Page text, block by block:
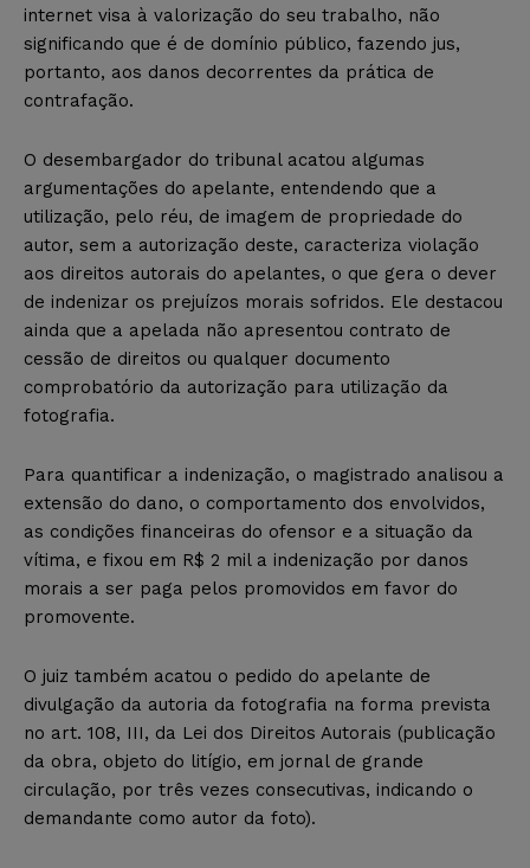
internet visa à valorização do seu trabalho, não
significando que é de domínio público, fazendo jus,
portanto, aos danos decorrentes da prática de
contrafação.
O desembargador do tribunal acatou algumas
argumentações do apelante, entendendo que a
utilização, pelo réu, de imagem de propriedade do
autor, sem a autorização deste, caracteriza violação
aos direitos autorais do apelantes, o que gera o dever
de indenizar os prejuízos morais sofridos. Ele destacou
ainda que a apelada não apresentou contrato de
cessão de direitos ou qualquer documento
comprobatório da autorização para utilização da
fotografia.
Para quantificar a indenização, o magistrado analisou a
extensão do dano, o comportamento dos envolvidos,
as condições financeiras do ofensor e a situação da
vítima, e fixou em R$ 2 mil a indenização por danos
morais a ser paga pelos promovidos em favor do
promovente.
O juiz também acatou o pedido do apelante de
divulgação da autoria da fotografia na forma prevista
no art. 108, III, da Lei dos Direitos Autorais (publicação
da obra, objeto do litígio, em jornal de grande
circulação, por três vezes consecutivas, indicando o
demandante como autor da foto).